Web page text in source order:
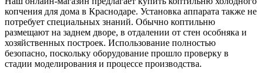
копчения для дома в Краснодаре. Установка аппарата также не
потребует специальных знаний. Обычно коптильню
размещают на заднем дворе, в отдалении от стен особняка и
хозяйственных построек. Использование полностью
безопасно, поскольку оборудование прошло проверку в
стадии моделирования и процессе производства.